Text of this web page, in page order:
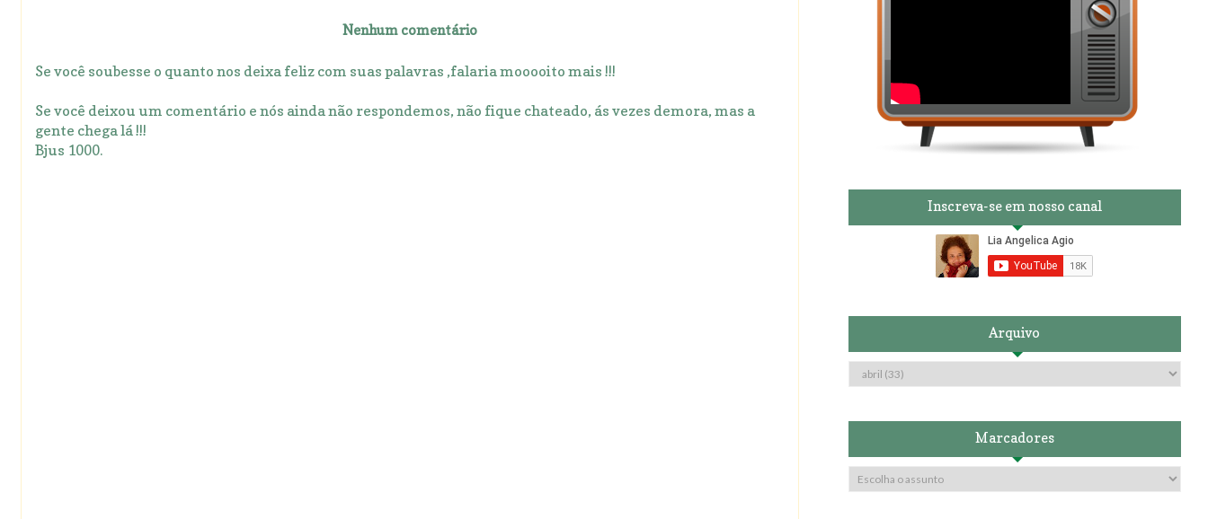
Nenhum comentário
Se você soubesse o quanto nos deixa feliz com suas palavras ,falaria mooooito mais !!!
Se você deixou um comentário e nós ainda não respondemos, não fique chateado, ás vezes demora, mas a
gente chega lá !!!
Bjus 1000.
Inscreva-se em nosso canal
Arquivo
Marcadores